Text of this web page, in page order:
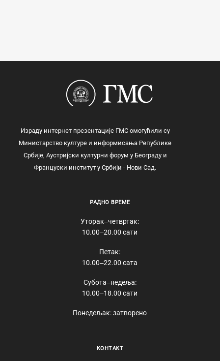
Израду интернет презентације ГМС омогућили су
Министарство културе и информисања Републике
Србије, Аустријски културни форум у Београду и
Француски институт у Србији - Нови Сад.
РАДНО ВРЕМЕ
Уторак‒четвртак:
10.00‒20.00 сати
Петак:
10.00‒22.00 сата
Субота‒недеља:
10.00‒18.00 сати
Понедељак: затворено
КОНТАКТ